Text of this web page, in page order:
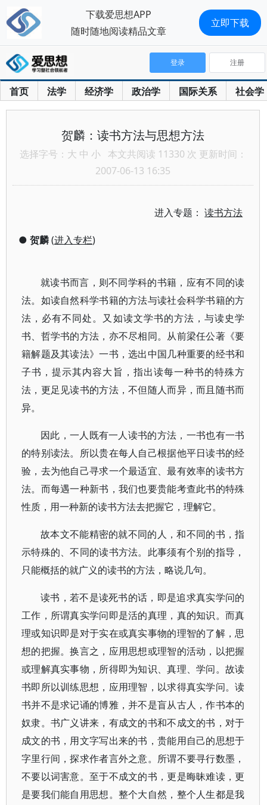
首页 法学 经济学 政治学 国际关系 社会学
登录 注册
贺麟：读书方法与思想方法
选择字号： 大 中 小 本文共阅读 11330 次 更新时间：
2007-06-13 16:35
进入专题：读书方法
● 贺麟(进入专栏)
就读书而言，则不同学科的书籍，应有不同的读
法。如读自然科学书籍的方法与读社会科学书籍的方
法，必有不同处。又如读文学书的方法，与读史学
书、哲学书的方法，亦不尽相同。从前梁任公著《要
籍解题及其读法》一书，选出中国几种重要的经书和
子书，提示其内容大旨，指出读每一种书的特殊方
法，更足见读书的方法，不但随人而异，而且随书而
异。
因此，一人既有一人读书的方法，一书也有一书
的特别读法。所以贵在每人自己根据他平日读书的经
验，去为他自己寻求一个最适宜、最有效率的读书方
法。而每遇一种新书，我们也要贵能考查此书的特殊
性质，用一种新的读书方法去把握它，理解它。
故本文不能精密的就不同的人，和不同的书，指
示特殊的、不同的读书方法。此事须有个别的指导，
只能概括的就广义的读书的方法，略说几句。
读书，若不是读死书的话，即是追求真实学问的
工作，所谓真实学问即是活的真理，真的知识。而真
理或知识即是对于实在或真实事物的理智的了解，思
想的把握。换言之，应用思想或理智的活动，以把握
或理解真实事物，所得即为知识、真理、学问。故读
书即所以训练思想，应用理智，以求得真实学问。读
书并不是求记诵的博雅，并不是盲从古人，作书本的
奴隶。书广义讲来，有成文的书和不成文的书，对于
成文的书，用文字写出来的书，贵能用自己的思想于
字里行间，探求作者言外之意。所谓不要寻行数墨，
不要以词害意。至于不成文的书，更是晦昧难读，更
是要我们能自用思想。整个大自然，整个人生都是我
下载爱思想APP
随时随地阅读精品文章
立即下载